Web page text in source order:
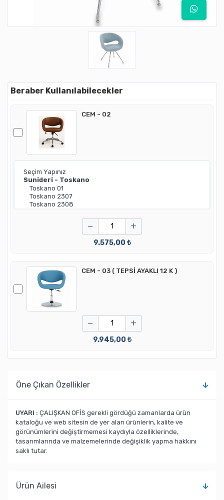
Beraber Kullanılabilecekler
CEM - 02
− +
9.575,00 ₺
CEM - 03 ( TEPSİ AYAKLI 12 K )
− +
9.945,00 ₺
Öne Çıkan Özellikler
UYARI : ÇALIŞKAN OFİS gerekli gördüğü zamanlarda ürün
kataloğu ve web sitesin de yer alan ürünlerin, kalite ve
görünümlerini değiştirmemesi kaydıyla özelliklerinde,
tasarımlarında ve malzemelerinde değişiklik yapma hakkını
saklı tutar.
Ürün Ailesi